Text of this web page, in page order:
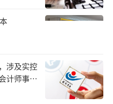
；这是由于平均价格
抵消部分增长；公
至17亿英镑。
涉及实控
计师事务